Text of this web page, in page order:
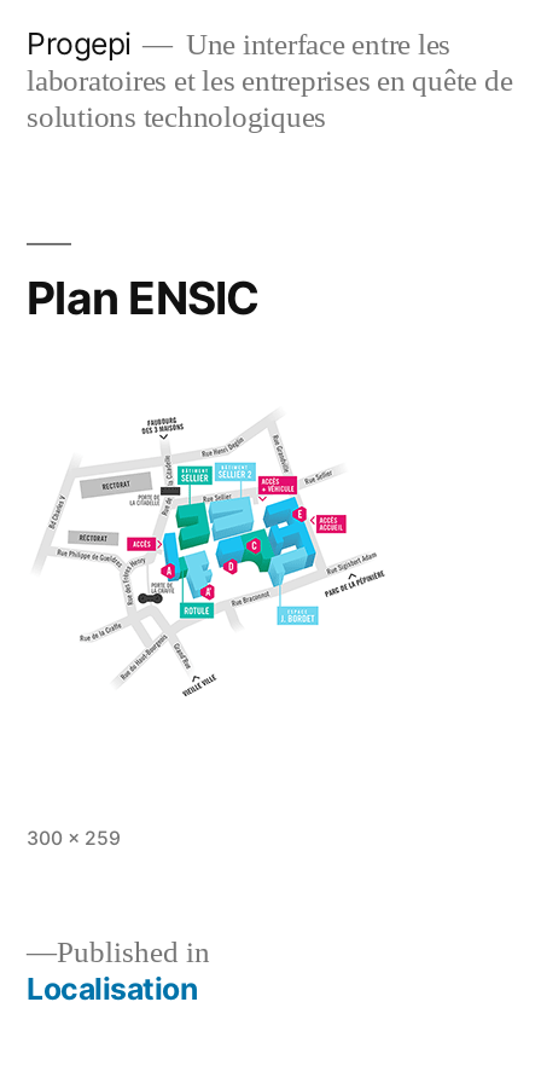
content
Progepi
Une interface entre les
laboratoires et les entreprises en quête de
solutions technologiques
Plan ENSIC
Full
300 × 259
Post
Published in
Localisation